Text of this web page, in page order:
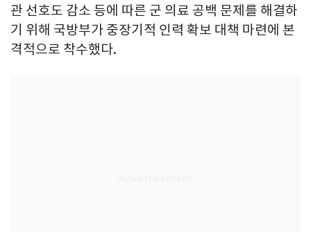
관 선호도 감소 등에 따른 군 의료 공백 문제를 해결하
기 위해 국방부가 중장기적 인력 확보 대책 마련에 본
격적으로 착수했다.